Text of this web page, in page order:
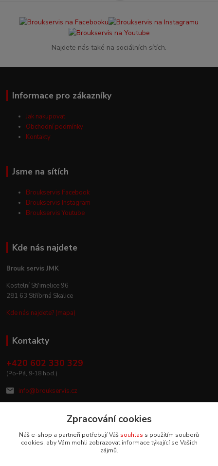
Najdete nás také na sociálních sítích.
Informace pro zákazníky
Jak nakupovat
Obchodní podmínky
Kontakty
Jsme na sítích
Broukservis Facebook
Broukservis Instagram
Broukservis Youtube
Kde nás najdete
Brouk servis JMK
Kostelní Střimelice 96
281 63 Stříbrná Skalice
Kde nás najdete? (mapa)
Kontakty
+420 602 330 329
(Po-Pá, 9-18 hod.)
info@broukservis.cz
Zpracování cookies
Náš e-shop a partneři potřebují Váš souhlas s použitím souborů
cookies, aby Vám mohli zobrazovat informace týkající se Vašich
zájmů.